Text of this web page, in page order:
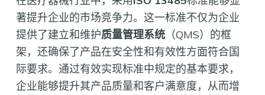
著提升企业的市场竞争力。这一标准不仅为企业
提供了建立和维护质量管理系统（QMS）的框
架，还确保了产品在安全性和有效性方面符合国
际要求。通过有效实现标准中规定的基本要求，
企业能够提升其产品质量和客户满意度，从而增